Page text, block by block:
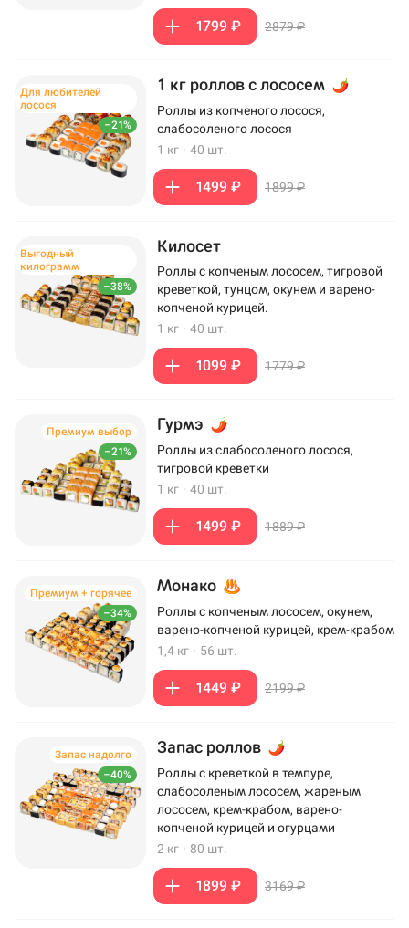
1799 ₽ 2879 ₽
–21%
Для любителей
лосося
1 кг роллов с лососем
Роллы из копченого лосося,
слабосоленого лосося
1 кг · 40 шт.
1499 ₽ 1899 ₽
–38%
Выгодный
килограмм
Килосет
Роллы с копченым лососем, тигровой
креветкой, тунцом, окунем и варено-
копченой курицей.
1 кг · 40 шт.
1099 ₽ 1779 ₽
–21%
Премиум выбор Гурмэ
Роллы из слабосоленого лосося,
тигровой креветки
1 кг · 40 шт.
1499 ₽ 1889 ₽
–34%
Премиум + горячее Монако
Роллы с копченым лососем, окунем,
варено-копченой курицей, крем-крабом
1,4 кг · 56 шт.
1449 ₽ 2199 ₽
–40%
Запас надолго Запас роллов
Роллы с креветкой в темпуре,
слабосоленым лососем, жареным
лососем, крем-крабом, варено-
копченой курицей и огурцами
2 кг · 80 шт.
1899 ₽ 3169 ₽